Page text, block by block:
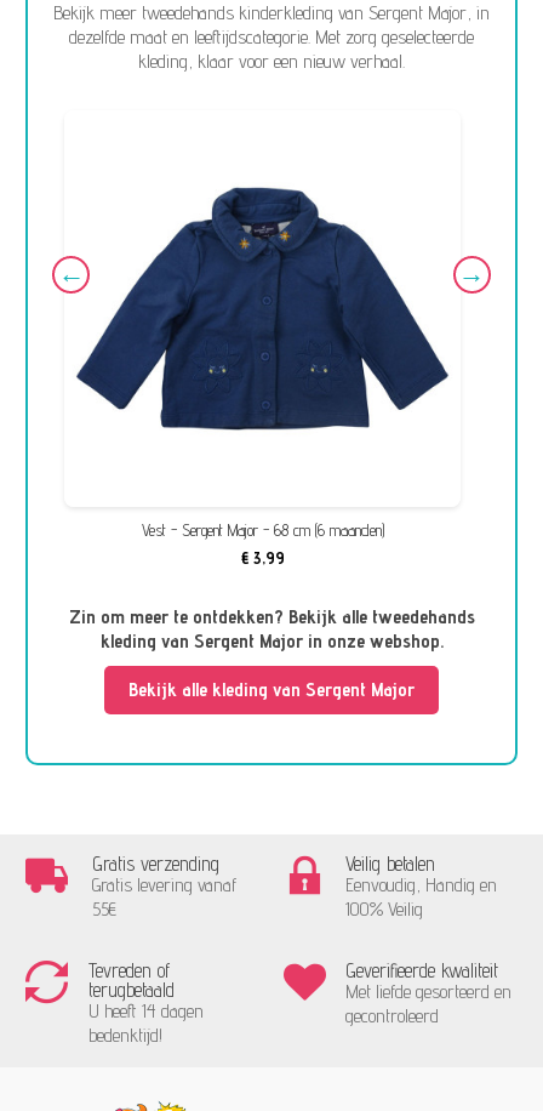
Bekijk meer tweedehands kinderkleding van Sergent Major, in
dezelfde maat en leeftijdscategorie. Met zorg geselecteerde
kleding, klaar voor een nieuw verhaal.
Vest - Sergent Major - 68 cm (6 maanden)
€ 3,99
Zin om meer te ontdekken? Bekijk alle tweedehands
kleding van Sergent Major in onze webshop.
Bekijk alle kleding van Sergent Major
Gratis verzending
Gratis levering vanaf
55€
Veilig betalen
Eenvoudig, Handig en
100% Veilig
Tevreden of
terugbetaald
U heeft 14 dagen
bedenktijd!
Geverifieerde kwaliteit
Met liefde gesorteerd en
gecontroleerd